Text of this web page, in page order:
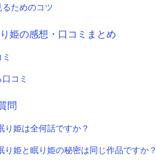
ためのコツ
姫の感想・口コミまとめ
コミ
問
り姫は全何話ですか？
り姫と眠り姫の秘密は同じ作品ですか？